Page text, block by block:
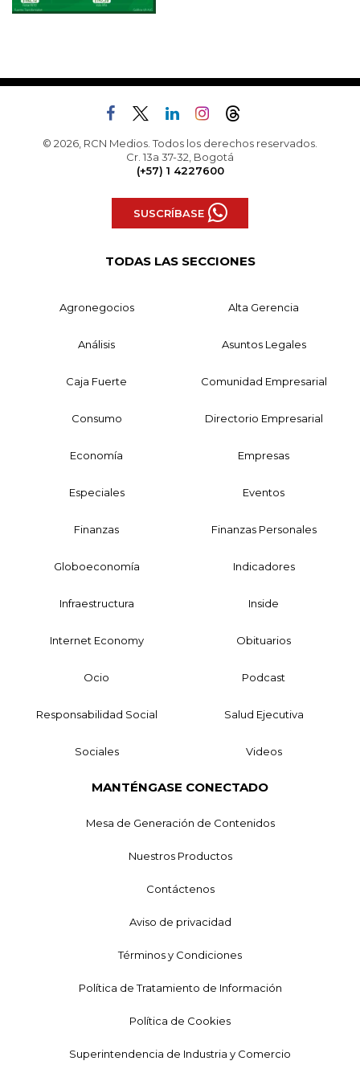
© 2026, RCN Medios. Todos los derechos reservados.
Cr. 13a 37-32, Bogotá
(+57) 1 4227600
SUSCRÍBASE
TODAS LAS SECCIONES
Agronegocios Alta Gerencia
Análisis Asuntos Legales
Caja Fuerte Comunidad Empresarial
Consumo Directorio Empresarial
Economía Empresas
Especiales Eventos
Finanzas Finanzas Personales
Globoeconomía Indicadores
Infraestructura Inside
Internet Economy Obituarios
Ocio Podcast
Responsabilidad Social Salud Ejecutiva
Sociales Videos
MANTÉNGASE CONECTADO
Mesa de Generación de Contenidos
Nuestros Productos
Contáctenos
Aviso de privacidad
Términos y Condiciones
Política de Tratamiento de Información
Política de Cookies
Superintendencia de Industria y Comercio